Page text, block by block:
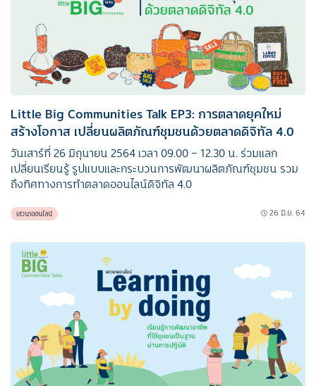
Little Big Communities Talk EP3: การตลาดยุคใหม่
สร้างโอกาส เปลี่ยนผลิตภัณฑ์ชุมชนด้วยตลาดดิจิทัล 4.0
วันเสาร์ที่ 26 มิถุนายน 2564 เวลา 09.00 – 12.30 น. ร่วมแลก
เปลี่ยนเรียนรู้ รูปแบบและกระบวนการพัฒนาผลิตภัณฑ์ชุมชน รวม
ถึงทิศทางการทำตลาดออนไลน์ดิจิทัล 4.0
เสวนาออนไลน์ 26 มิ.ย. 64